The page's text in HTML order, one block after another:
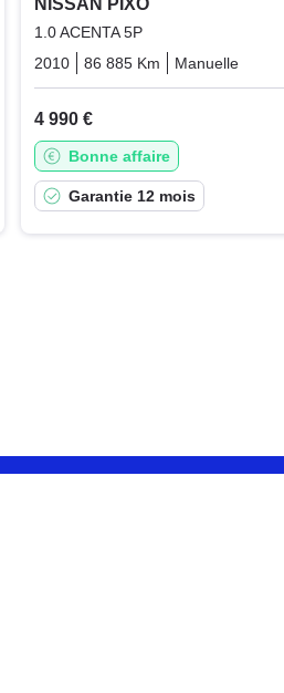
NISSAN PIXO
1.0 ACENTA 5P
2010
86 885 Km Manuelle
4 990 €
Bonne affaire
Garantie 12 mois